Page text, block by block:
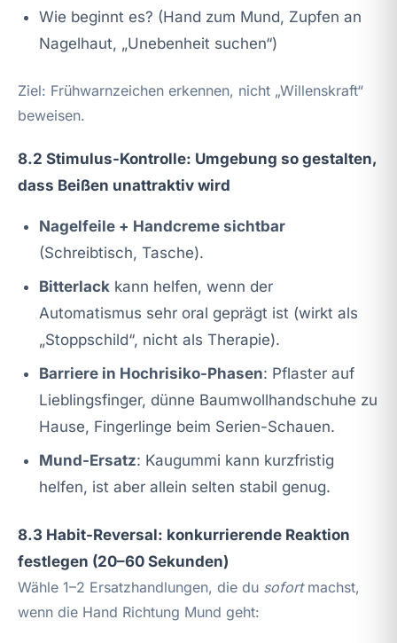
Wie beginnt es? (Hand zum Mund, Zupfen an
Nagelhaut, „Unebenheit suchen“)
Ziel: Frühwarnzeichen erkennen, nicht „Willenskraft“
beweisen.
8.2 Stimulus-Kontrolle: Umgebung so gestalten,
dass Beißen unattraktiv wird
Nagelfeile + Handcreme sichtbar
(Schreibtisch, Tasche).
Bitterlack kann helfen, wenn der
Automatismus sehr oral geprägt ist (wirkt als
„Stoppschild“, nicht als Therapie).
Barriere in Hochrisiko-Phasen: Pflaster auf
Lieblingsfinger, dünne Baumwollhandschuhe zu
Hause, Fingerlinge beim Serien-Schauen.
Mund-Ersatz: Kaugummi kann kurzfristig
helfen, ist aber allein selten stabil genug.
8.3 Habit-Reversal: konkurrierende Reaktion
festlegen (20–60 Sekunden)
Wähle 1–2 Ersatzhandlungen, die du sofortmachst,
wenn die Hand Richtung Mund geht: